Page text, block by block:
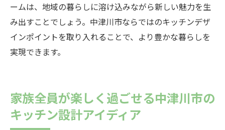
ームは、地域の暮らしに溶け込みながら新しい魅力を生
み出すことでしょう。中津川市ならではのキッチンデザ
インポイントを取り入れることで、より豊かな暮らしを
実現できます。
家族全員が楽しく過ごせる中津川市の
キッチン設計アイディア